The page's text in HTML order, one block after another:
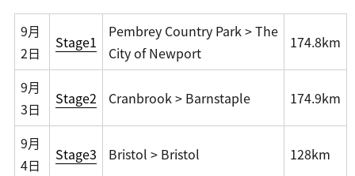
9月
2日
Stage1
Pembrey Country Park > The
City of Newport
174.8km
9月
3日
Stage2 Cranbrook > Barnstaple 174.9km
9月
4日
Stage3 Bristol > Bristol 128km